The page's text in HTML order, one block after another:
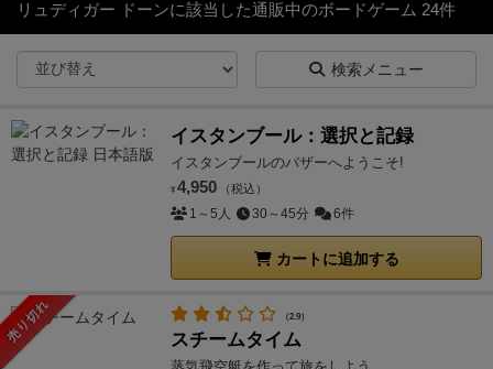
リュディガー ドーンに該当した通販中のボードゲーム 24件
検索メニュー
イスタンブール：選択と記録
イスタンブールのバザーへようこそ!
¥ 4,950 （税込）
1～5人 30～45分 6件
カートに追加する
売り切れ （2.9）
スチームタイム